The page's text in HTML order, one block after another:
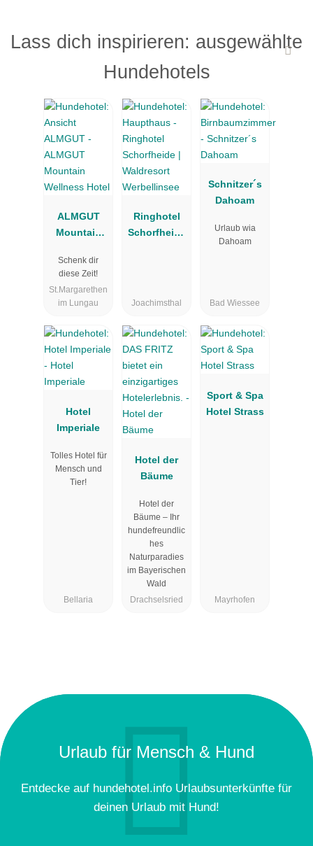
Lass dich inspirieren: ausgewählte
Hundehotels
ALMGUT
Mountain
Hotel
Schenk dir
diese Zeit!
St.Margarethen
im Lungau
Ringhotel
Schorfheide
Joachimsthal
Schnitzer´s
Dahoam
Urlaub wia
Dahoam
Bad Wiessee
Hotel
Imperiale
Tolles Hotel für
Mensch und
Tier!
Bellaria
Hotel der
Bäume
Hotel der
Bäume – Ihr
hundefreundlic
hes
Naturparadies
im Bayerischen
Wald
Drachselsried
Sport & Spa
Hotel Strass
Mayrhofen
Urlaub für Mensch & Hund
Entdecke auf hundehotel.info Urlaubsunterkünfte für
deinen Urlaub mit Hund!